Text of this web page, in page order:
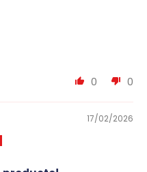
0 0
17/02/2026